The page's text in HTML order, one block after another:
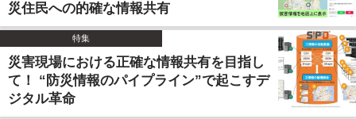
災住民への的確な情報共有
特集
災害現場における正確な情報共有を目指し
て！ “防災情報のパイプライン”で起こすデ
ジタル革命